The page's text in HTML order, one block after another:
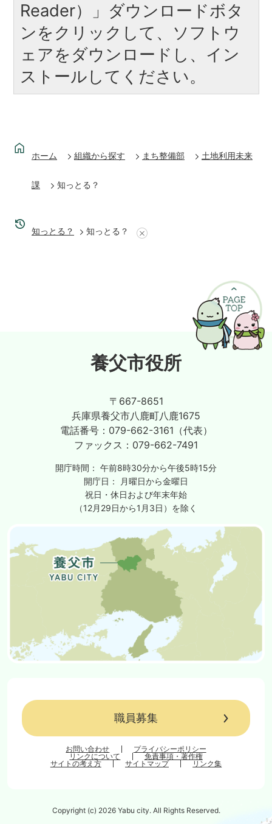
Reader）」ダウンロードボタ
ンをクリックして、ソフトウ
ェアをダウンロードし、イン
ストールしてください。
ホーム 組織から探す まち整備部 土地利用未来
課 知っとる？
知っとる？ 知っとる？
養父市役所
〒667-8651
兵庫県養父市八鹿町八鹿1675
電話番号： 079-662-3161（代表）
ファックス： 079-662-7491
開庁時間： 午前8時30分から午後5時15分
開庁日：
月曜日から金曜日
祝日・休日および年末年始
（12月29日から1月3日）を除く
職員募集
お問い合わせ
プライバシーポリシー
リンクについて
免責事項・著作権
サイトの考え方
サイトマップ リンク集
Copyright (c) 2026 Yabu city. All Rights Reserved.